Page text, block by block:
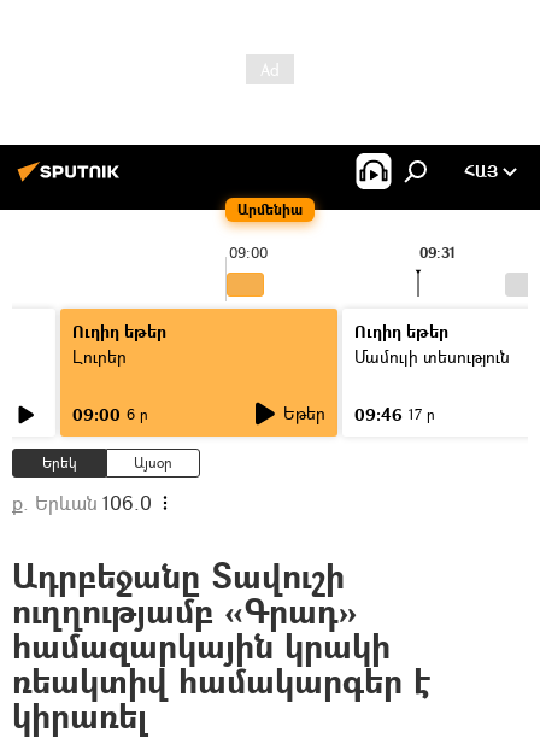
Արմենիա
ՀԱՅ
09:00 09:31
Ուղիղ եթեր
Լուրեր
09:00 6 ր Եթեր
Ուղիղ եթեր
Մամուլի տեսություն
09:46 17 ր
Երեկ Այսօր
ք. Երևան 106.0
Ադրբեջանը Տավուշի
ուղղությամբ «Գրադ»
համազարկային կրակի
ռեակտիվ համակարգեր է
կիրառել